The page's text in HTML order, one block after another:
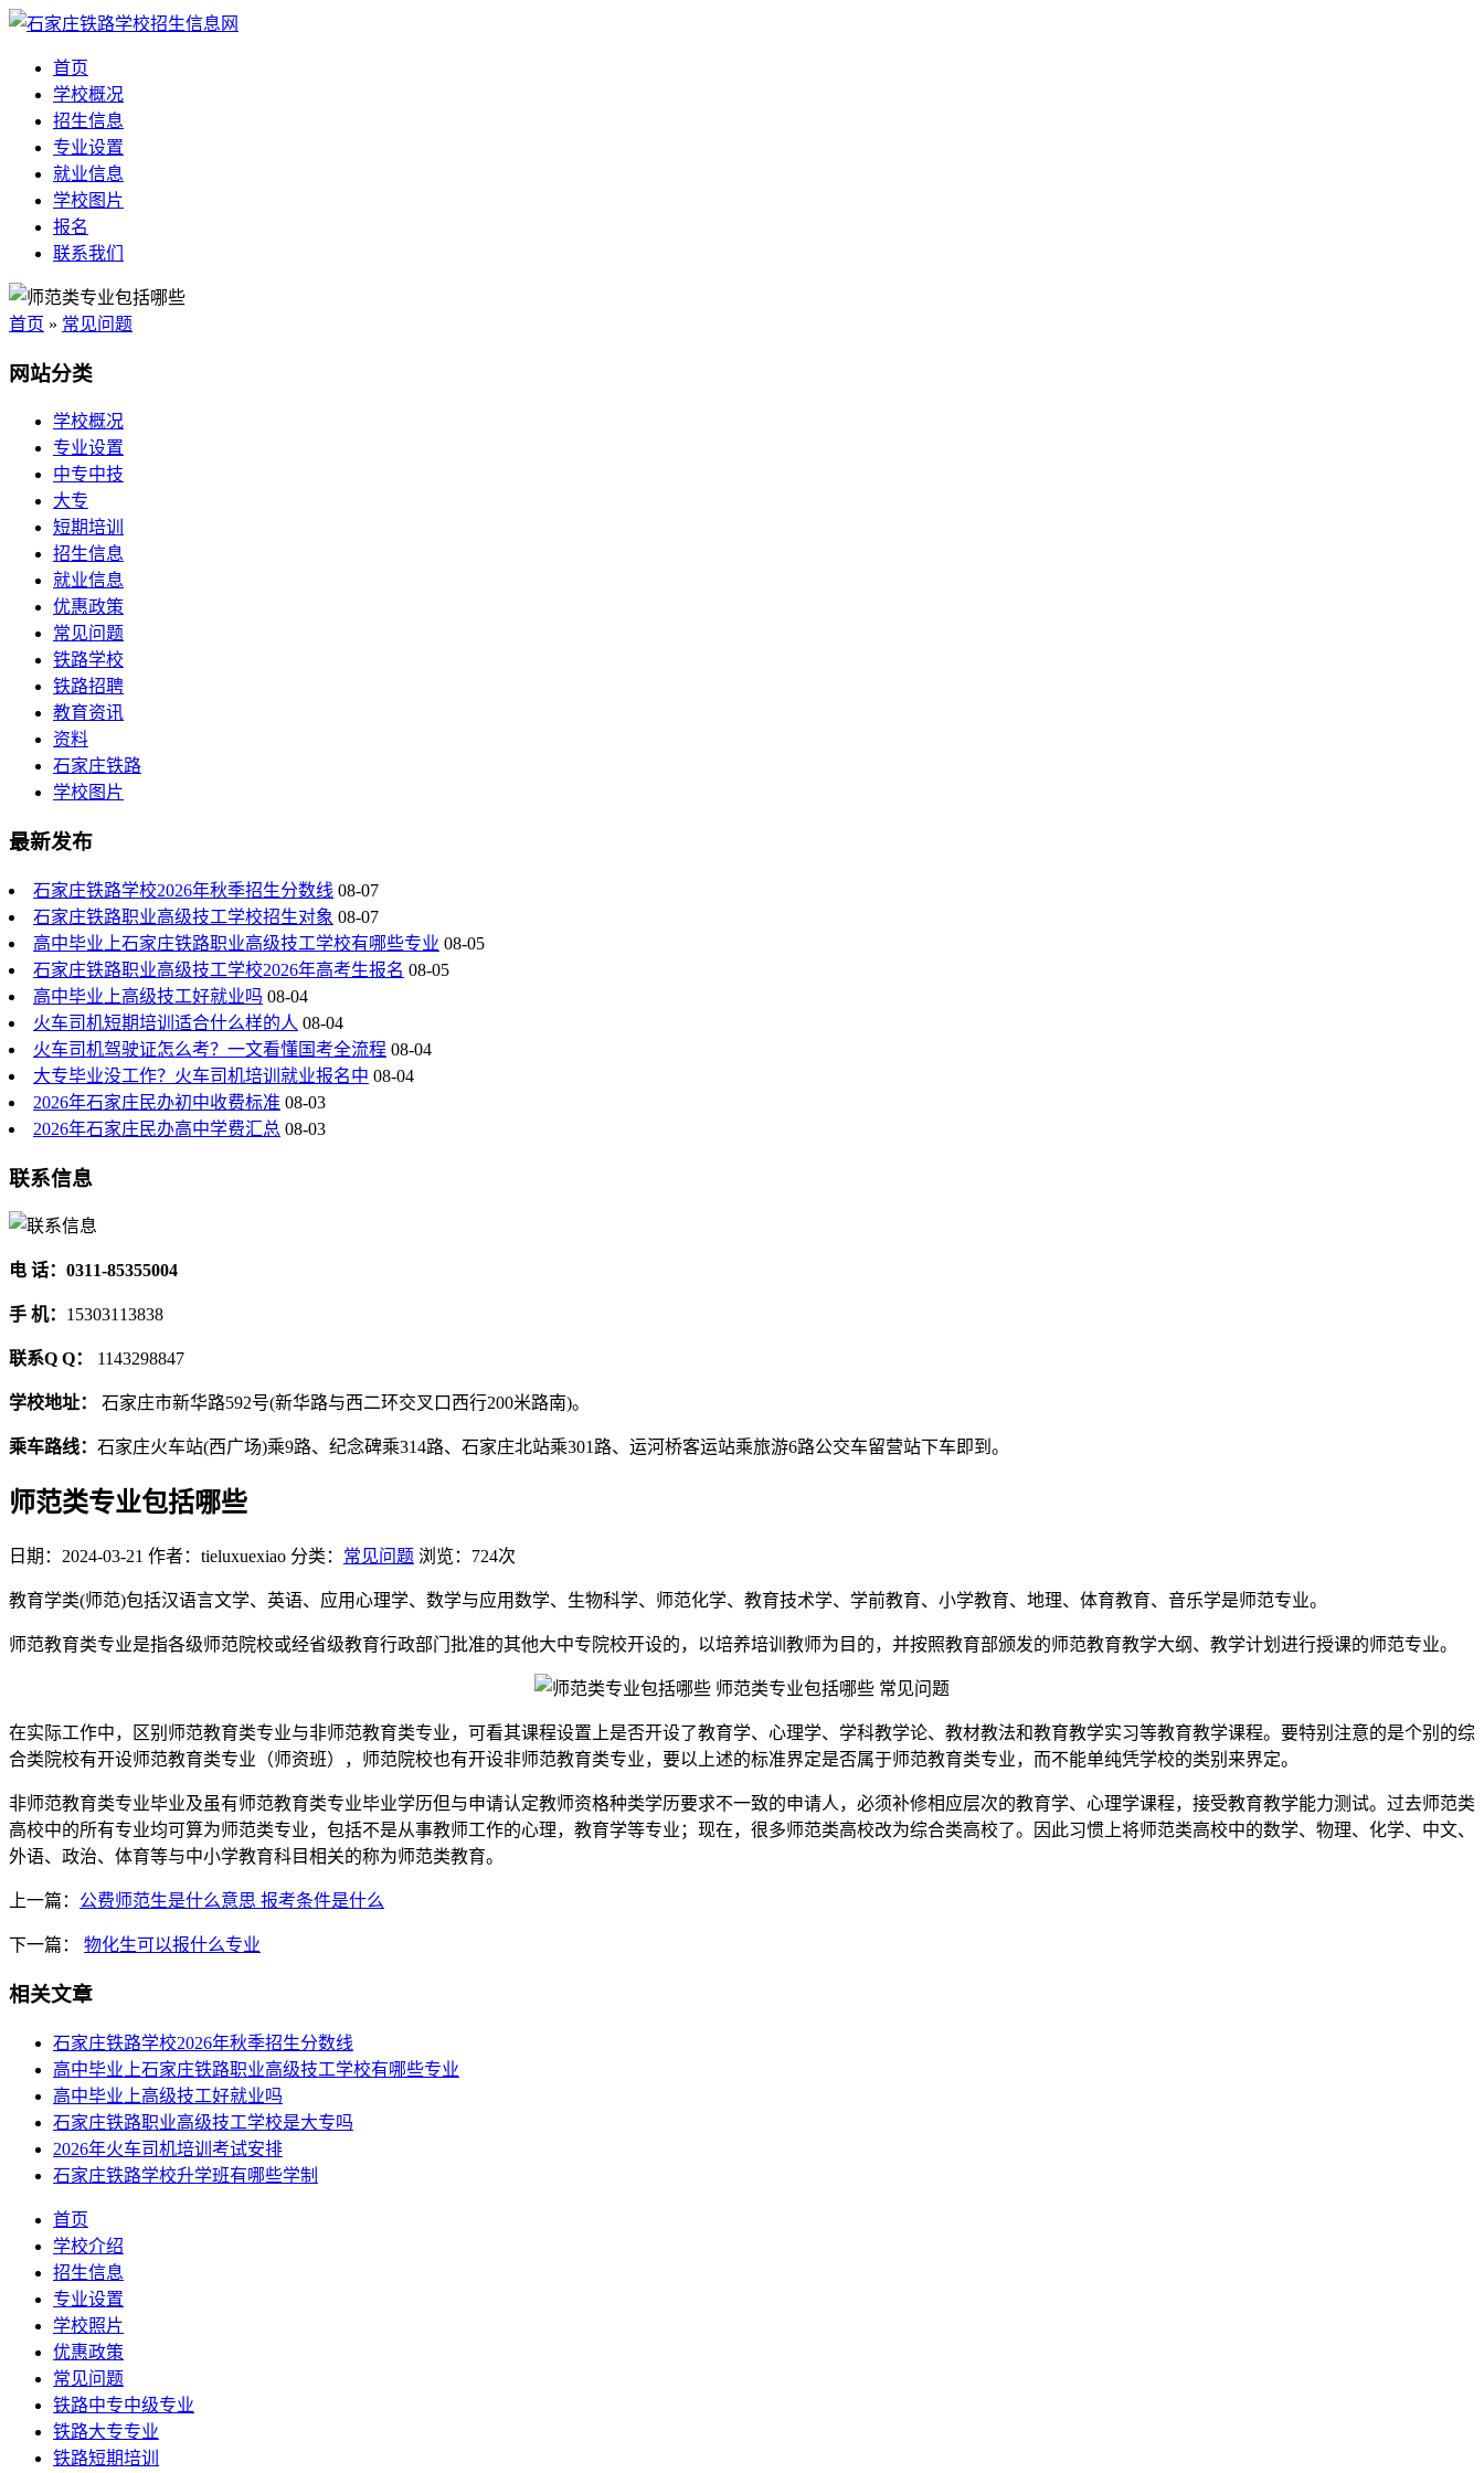
首页
学校概况
招生信息
专业设置
就业信息
学校图片
报名
联系我们
首页 » 常见问题
网站分类
学校概况
专业设置
中专中技
大专
短期培训
招生信息
就业信息
优惠政策
常见问题
铁路学校
铁路招聘
教育资讯
资料
石家庄铁路
学校图片
最新发布
石家庄铁路学校2026年秋季招生分数线 08-07
石家庄铁路职业高级技工学校招生对象 08-07
高中毕业上石家庄铁路职业高级技工学校有哪些专业 08-05
石家庄铁路职业高级技工学校2026年高考生报名 08-05
高中毕业上高级技工好就业吗 08-04
火车司机短期培训适合什么样的人 08-04
火车司机驾驶证怎么考？一文看懂国考全流程 08-04
大专毕业没工作？火车司机培训就业报名中 08-04
2026年石家庄民办初中收费标准 08-03
2026年石家庄民办高中学费汇总 08-03
联系信息
电 话：0311-85355004
手 机： 15303113838
联系Q Q： 1143298847
学校地址： 石家庄市新华路592号(新华路与西二环交叉口西行200米路南)。
乘车路线： 石家庄火车站(西广场)乘9路、纪念碑乘314路、石家庄北站乘301路、运河桥客运站乘旅游6路公交车留营站下车即到。
师范类专业包括哪些
日期：2024-03-21 作者：tieluxuexiao 分类： 常见问题 浏览：724次
教育学类(师范)包括汉语言文学、英语、应用心理学、数学与应用数学、生物科学、师范化学、教育技术学、学前教育、小学教育、地理、体育教育、音乐学是师范专业。
师范教育类专业是指各级师范院校或经省级教育行政部门批准的其他大中专院校开设的，以培养培训教师为目的，并按照教育部颁发的师范教育教学大纲、教学计划进行授课的师范专业。
在实际工作中，区别师范教育类专业与非师范教育类专业，可看其课程设置上是否开设了教育学、心理学、学科教学论、教材教法和教育教学实习等教育教学课程。要特别注意的是个别的综
合类院校有开设师范教育类专业（师资班），师范院校也有开设非师范教育类专业，要以上述的标准界定是否属于师范教育类专业，而不能单纯凭学校的类别来界定。
非师范教育类专业毕业及虽有师范教育类专业毕业学历但与申请认定教师资格种类学历要求不一致的申请人，必须补修相应层次的教育学、心理学课程，接受教育教学能力测试。过去师范类
高校中的所有专业均可算为师范类专业，包括不是从事教师工作的心理，教育学等专业；现在，很多师范类高校改为综合类高校了。因此习惯上将师范类高校中的数学、物理、化学、中文、
外语、政治、体育等与中小学教育科目相关的称为师范类教育。
上一篇： 公费师范生是什么意思 报考条件是什么
下一篇： 物化生可以报什么专业
相关文章
石家庄铁路学校2026年秋季招生分数线
高中毕业上石家庄铁路职业高级技工学校有哪些专业
高中毕业上高级技工好就业吗
石家庄铁路职业高级技工学校是大专吗
2026年火车司机培训考试安排
石家庄铁路学校升学班有哪些学制
首页
学校介绍
招生信息
专业设置
学校照片
优惠政策
常见问题
铁路中专中级专业
铁路大专专业
铁路短期培训